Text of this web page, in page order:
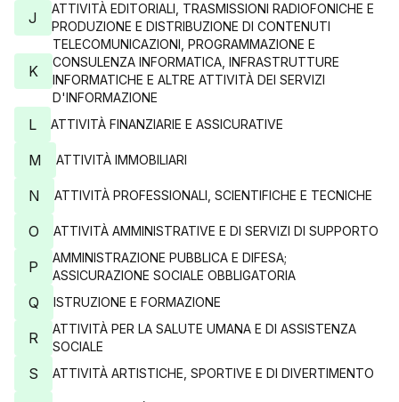
J
ATTIVITÀ EDITORIALI, TRASMISSIONI RADIOFONICHE E
PRODUZIONE E DISTRIBUZIONE DI CONTENUTI
K
TELECOMUNICAZIONI, PROGRAMMAZIONE E
CONSULENZA INFORMATICA, INFRASTRUTTURE
INFORMATICHE E ALTRE ATTIVITÀ DEI SERVIZI
D'INFORMAZIONE
L ATTIVITÀ FINANZIARIE E ASSICURATIVE
M ATTIVITÀ IMMOBILIARI
N ATTIVITÀ PROFESSIONALI, SCIENTIFICHE E TECNICHE
O ATTIVITÀ AMMINISTRATIVE E DI SERVIZI DI SUPPORTO
P
AMMINISTRAZIONE PUBBLICA E DIFESA;
ASSICURAZIONE SOCIALE OBBLIGATORIA
Q ISTRUZIONE E FORMAZIONE
R
ATTIVITÀ PER LA SALUTE UMANA E DI ASSISTENZA
SOCIALE
S ATTIVITÀ ARTISTICHE, SPORTIVE E DI DIVERTIMENTO